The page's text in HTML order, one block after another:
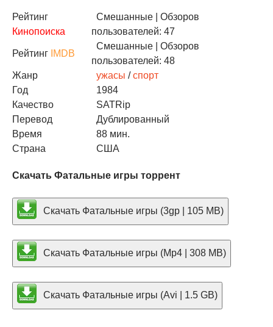
Рейтинг
Кинопоиска
Смешанные | Обзоров
пользователей: 47
Рейтинг IMDB
Смешанные | Обзоров
пользователей: 48
Жанр
ужасы /спорт
Год
1984
Качество
SATRip
Перевод
Дублированный
Время
88 мин.
Страна
США
Скачать Фатальные игры торрент
Скачать Фатальные игры (3gp | 105 MB)
Скачать Фатальные игры (Mp4 | 308 MB)
Скачать Фатальные игры (Avi | 1.5 GB)